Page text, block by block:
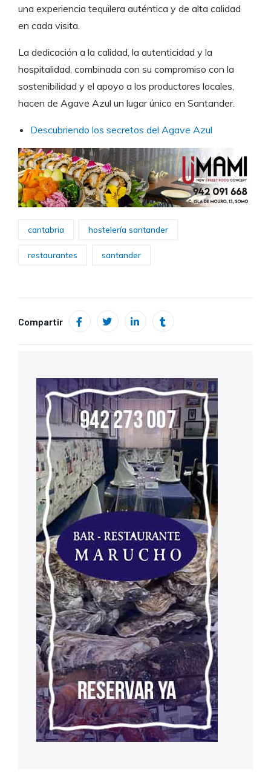
una experiencia tequilera auténtica y de alta calidad
en cada visita.
La dedicación a la calidad, la autenticidad y la
hospitalidad, combinada con su compromiso con la
sostenibilidad y el apoyo a los productores locales,
hacen de Agave Azul un lugar único en Santander.
Descubriendo los secretos del Agave Azul
cantabria hostelería santander
restaurantes santander
Compartir